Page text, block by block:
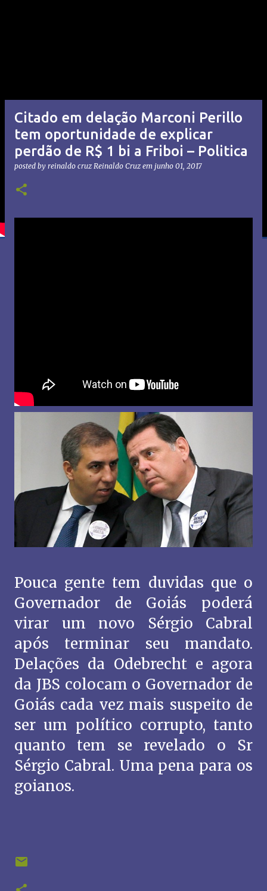
Citado em delação Marconi Perillo
tem oportunidade de explicar
perdão de R$ 1 bi a Friboi – Politica
posted by reinaldo cruz Reinaldo Cruz em junho 01, 2017
Pouca gente tem duvidas que o
Governador de Goiás poderá
virar um novo Sérgio Cabral
após terminar seu mandato.
Delações da Odebrecht e agora
da JBS colocam o Governador de
Goiás cada vez mais suspeito de
ser um político corrupto, tanto
quanto tem se revelado o Sr
Sérgio Cabral. Uma pena para os
goianos.